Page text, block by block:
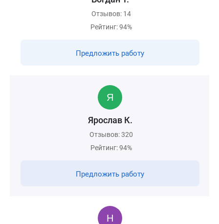
Отзывов: 14
Рейтинг: 94%
Предложить работу
Ярослав К.
Отзывов: 320
Рейтинг: 94%
Предложить работу